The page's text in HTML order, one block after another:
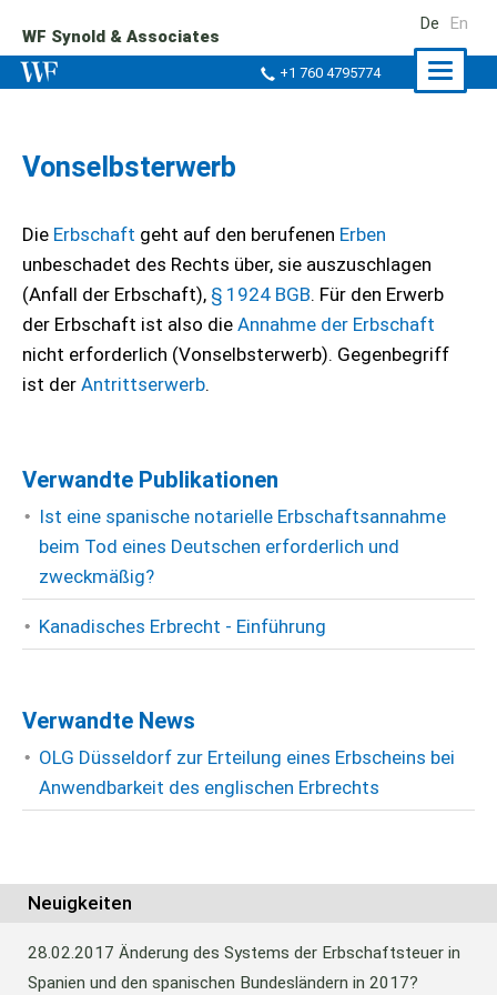
WF Synold & Associates
+1 760 4795774
De En
Vonselbsterwerb
Die Erbschaft geht auf den berufenen Erben
unbeschadet des Rechts über, sie auszuschlagen
(Anfall der Erbschaft), § 1924 BGB. Für den Erwerb
der Erbschaft ist also die Annahme der Erbschaft
nicht erforderlich (Vonselbsterwerb). Gegenbegriff
ist der Antrittserwerb.
Verwandte Publikationen
Ist eine spanische notarielle Erbschaftsannahme
beim Tod eines Deutschen erforderlich und
zweckmäßig?
Kanadisches Erbrecht - Einführung
Verwandte News
OLG Düsseldorf zur Erteilung eines Erbscheins bei
Anwendbarkeit des englischen Erbrechts
Neuigkeiten
28.02.2017 Änderung des Systems der Erbschaftsteuer in
Spanien und den spanischen Bundesländern in 2017?